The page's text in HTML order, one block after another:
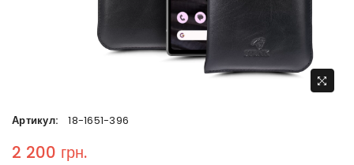
Артикул: 18-1651-396
Regular price
2 200 грн.